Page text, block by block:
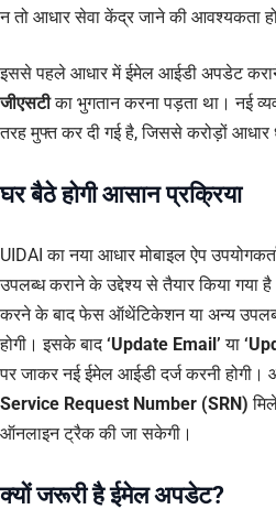
न तो आधार सेवा केंद्र जाने की आवश्यकता
इससे पहले आधार में ईमेल आईडी अपडेट
जीएसटीका भुगतान करना पड़ता था। नई
तरह मुफ्त कर दी गई है, जिससे करोड़ों आधार
घर बैठे होगी आसान प्रक्रिया
UIDAI का नया आधार मोबाइल ऐप
उपलब्ध कराने के उद्देश्य से तैयार किया गया
करने के बाद फेस ऑथेंटिकेशन या अन्य उपलब्ध
होगी। इसके बाद‘Update Email’ या
पर जाकर नई ईमेल आईडी दर्ज करनी
Service Request Number (SRN)
ऑनलाइन ट्रैक की जा सकेगी।
क्यों जरूरी है ईमेल अपडेट?